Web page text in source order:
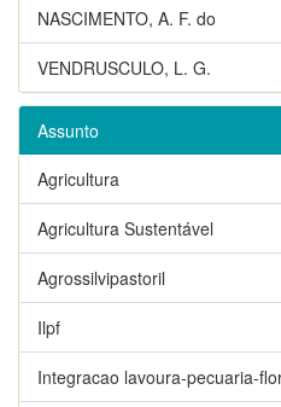
NASCIMENTO, A. F. do
VENDRUSCULO, L. G.
Assunto
Agricultura
Agricultura Sustentável
Agrossilvipastoril
Ilpf
Integracao lavoura-pecuaria-